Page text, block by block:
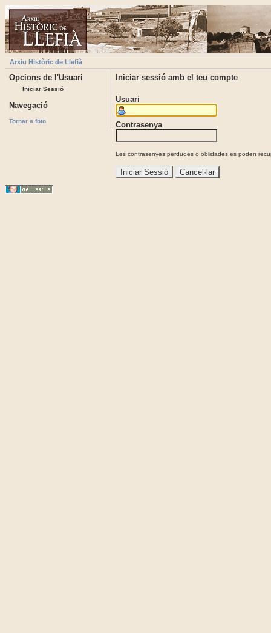
Arxiu Històric de Llefià
Opcions de l'Usuari
Iniciar Sessió
Navegació
Tornar a foto
Iniciar sessió amb el teu compte
Usuari
Contrasenya
Les contrasenyes perdudes o oblidades es poden